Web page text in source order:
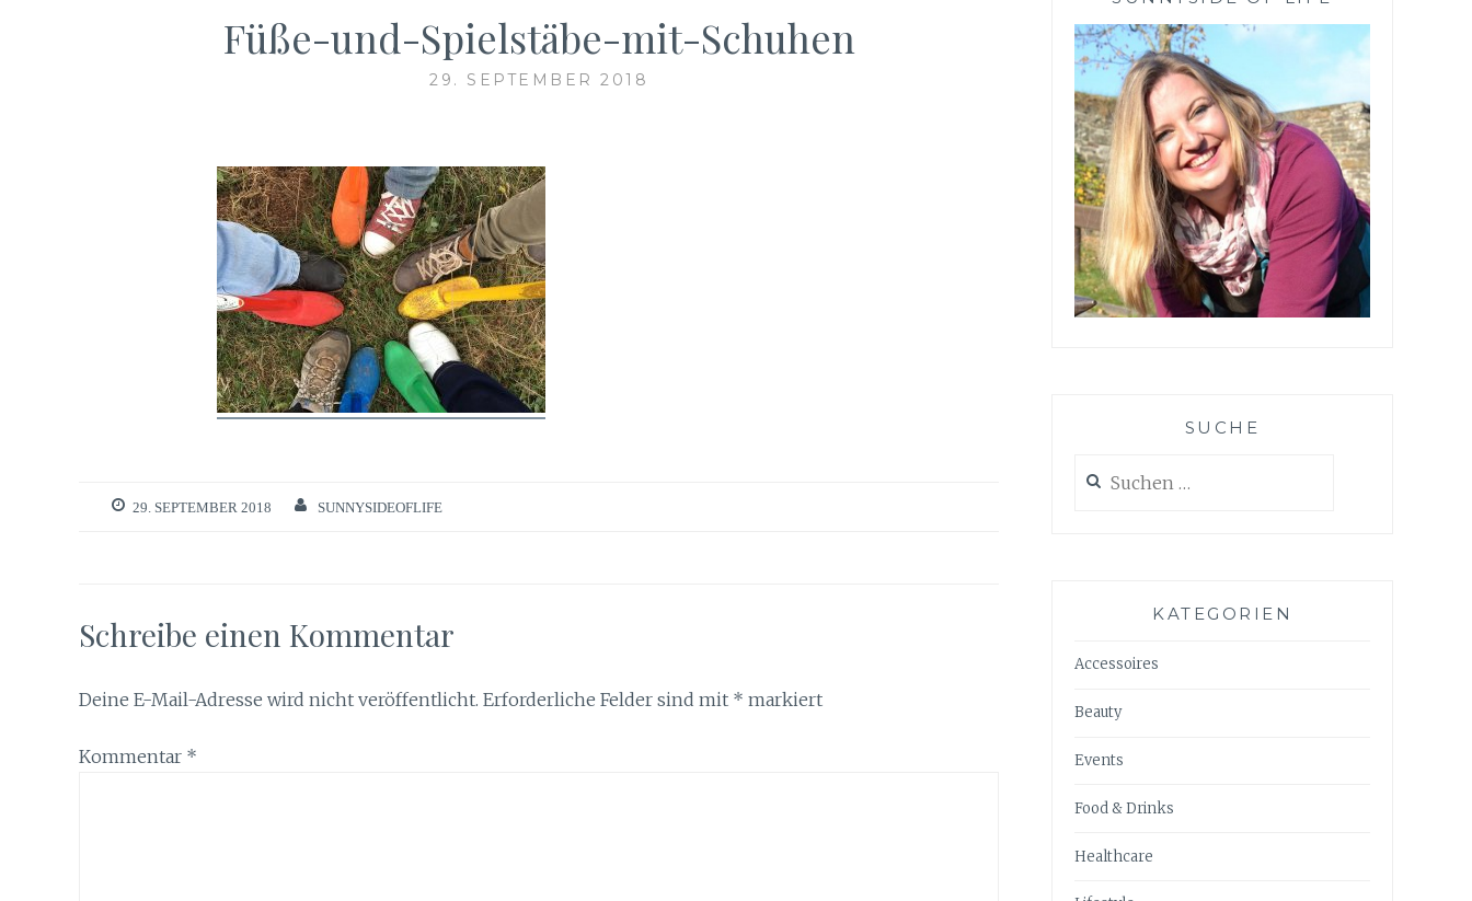
Füße-und-Spielstäbe-mit-Schuhen
29. SEPTEMBER 2018
29. SEPTEMBER 2018 SUNNYSIDEOFLIFE
Schreibe einen Kommentar
Deine E-Mail-Adresse wird nicht veröffentlicht. Erforderliche Felder sind mit * markiert
Kommentar *
SUCHE
nach:
KATEGORIEN
Accessoires
Beauty
Events
Food & Drinks
Healthcare